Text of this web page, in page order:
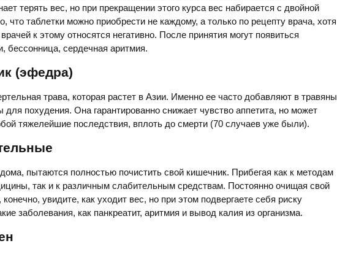
терять вес, но при прекращении этого курса вес набирается с двойной
что таблетки можно приобрести не каждому, а только по рецепту врача, хотя
к этому относятся негативно. После принятия могут появиться
бессонница, сердечная аритмия.
(эфедра)
трава, которая растет в Азии. Именно ее часто добавляют в
похудения. Она гарантированно снижает чувство аппетита, но может
тяжелейшие последствия, вплоть до смерти (70 случаев уже были).
пытаются полностью почистить свой кишечник. Прибегая как к методам
так и к различным слабительным средствам. Постоянно очищая свой
увидите, как уходит вес, но при этом подвергаете себя риску
заболевания, как панкреатит, аритмия и вывод калия из организма.